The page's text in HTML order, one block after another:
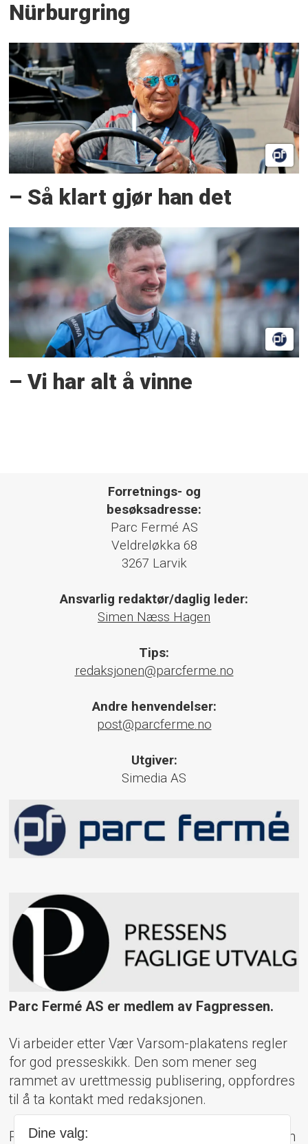
Nürburgring
– Så klart gjør han det
– Vi har alt å vinne
Forretnings- og
besøksadresse:
Parc Fermé AS
Veldreløkka 68
3267 Larvik
Ansvarlig redaktør/daglig leder:
Simen Næss Hagen
Tips:
redaksjonen@parcferme.no
Andre henvendelser:
post@parcferme.no
Utgiver:
Simedia AS
Parc Fermé AS er medlem av Fagpressen.
Vi arbeider etter Vær Varsom-plakatens regler
for god presseskikk. Den som mener seg
rammet av urettmessig publisering, oppfordres
til å ta kontakt med redaksjonen.
Pressens Faglige Utvalg (PFU) er et klageorgan
Dine valg: